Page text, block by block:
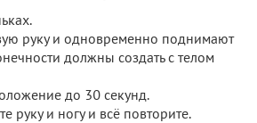
руку и одновременно поднимают
должны создать с телом
до 30 секунд.
руку и ногу и всё повторите.